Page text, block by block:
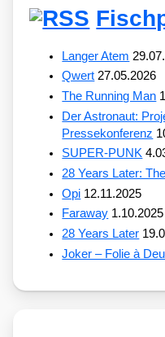
Langer Atem
Qwert 27.05.2026
The Running Man
Der Astronaut:
Pressekonferenz
SUPER-PUNK
28 Years Later:
Opi 12.11.2025
Faraway 1.10.2025
28 Years Later
Joker – Folie à